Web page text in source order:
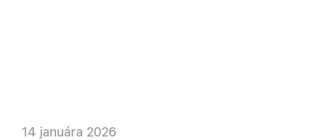
14 januára 2026